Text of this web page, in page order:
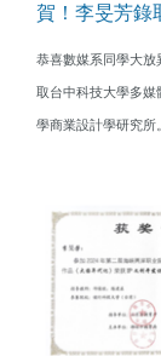
賀！李旻芳錄
恭喜數媒系同學大放
取台中科技大學多媒
學商業設計學研究所。